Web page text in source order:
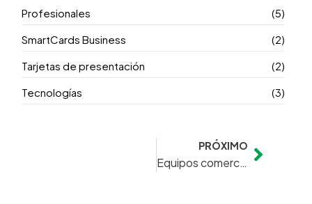
Profesionales
(5)
SmartCards Business
(2)
Tarjetas de presentación
(2)
Tecnologías
(3)
PRÓXIMO
Equipos comerciales que venden más con tarjetas inteligentes Next